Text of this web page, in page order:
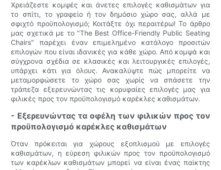
Χρειάζεστε κομψές και άνετες επιλογές καθισμάτων για
το σπίτι, το γραφείο ή τον δημόσιο χώρο σας, αλλά με
σφιχτό προϋπολογισμό; Κοιτάξτε όχι περαιτέρω! Το άρθρο
μας σχετικά με το "The Best Office-Friendly Public Seating
Chairs" παρέχει έναν επιμελημένο κατάλογο προσιτών
επιλογών που είναι ιδανικές για κάθε χώρο. Από κομψά και
σύγχρονα σχέδια σε κλασικές και λειτουργικές επιλογές,
υπάρχει κάτι για όλους. Ανακαλύψτε πώς μπορείτε να
μεταμορφώσετε το χώρο σας χωρίς να σπάσετε την
τράπεζα εξερευνώντας τις κορυφαίες επιλογές μας για
φιλικές προς τον προϋπολογισμό καρέκλες καθισμάτων.
- Εξερευνώντας τα οφέλη των φιλικών προς τον
προϋπολογισμό καρέκλες καθισμάτων
Όταν πρόκειται για χώρους εξοπλισμού με επιλογές
καθισμάτων, η εύρεση φιλικών προς τον προϋπολογισμό
των καρέκλων καθισμάτων μπορεί να είναι ένας παίκτης